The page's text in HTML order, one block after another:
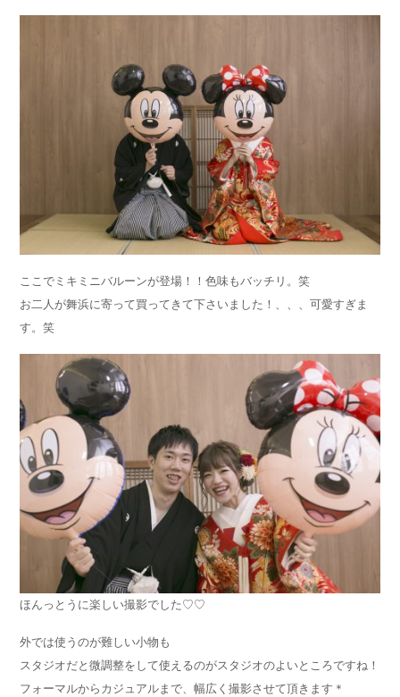
ここでミキミニバルーンが登場！！色味もバッチリ。笑
お二人が舞浜に寄って買ってきて下さいました！、、、可愛すぎま
す。笑
ほんっとうに楽しい撮影でした♡♡
外では使うのが難しい小物も
スタジオだと微調整をして使えるのがスタジオのよいところですね！
フォーマルからカジュアルまで、幅広く撮影させて頂きます＊